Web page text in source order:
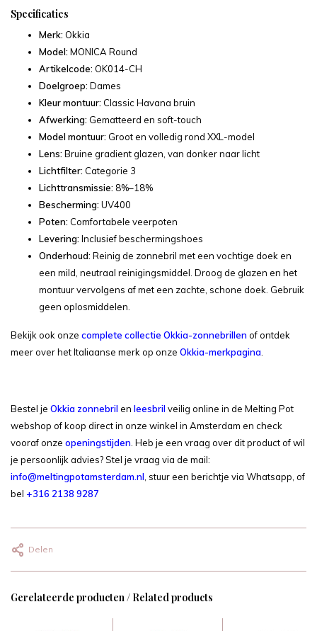
Specificaties
Merk: Okkia
Model: MONICA Round
Artikelcode: OK014-CH
Doelgroep: Dames
Kleur montuur: Classic Havana bruin
Afwerking: Gematteerd en soft-touch
Model montuur: Groot en volledig rond XXL-model
Lens: Bruine gradient glazen, van donker naar licht
Lichtfilter: Categorie 3
Lichttransmissie: 8%–18%
Bescherming: UV400
Poten: Comfortabele veerpoten
Levering: Inclusief beschermingshoes
Onderhoud: Reinig de zonnebril met een vochtige doek en
een mild, neutraal reinigingsmiddel. Droog de glazen en het
montuur vervolgens af met een zachte, schone doek. Gebruik
geen oplosmiddelen.
Bekijk ook onze complete collectie Okkia-zonnebrillen of ontdek
meer over het Italiaanse merk op onze Okkia-merkpagina.
Bestel je Okkia zonnebril en leesbril veilig online in de Melting Pot
webshop of koop direct in onze winkel in Amsterdam en check
vooraf onze openingstijden. Heb je een vraag over dit product of wil
je persoonlijk advies? Stel je vraag via de mail:
info@meltingpotamsterdam.nl, stuur een berichtje via Whatsapp, of
bel +316 2138 9287
Delen
Gerelateerde producten / Related products